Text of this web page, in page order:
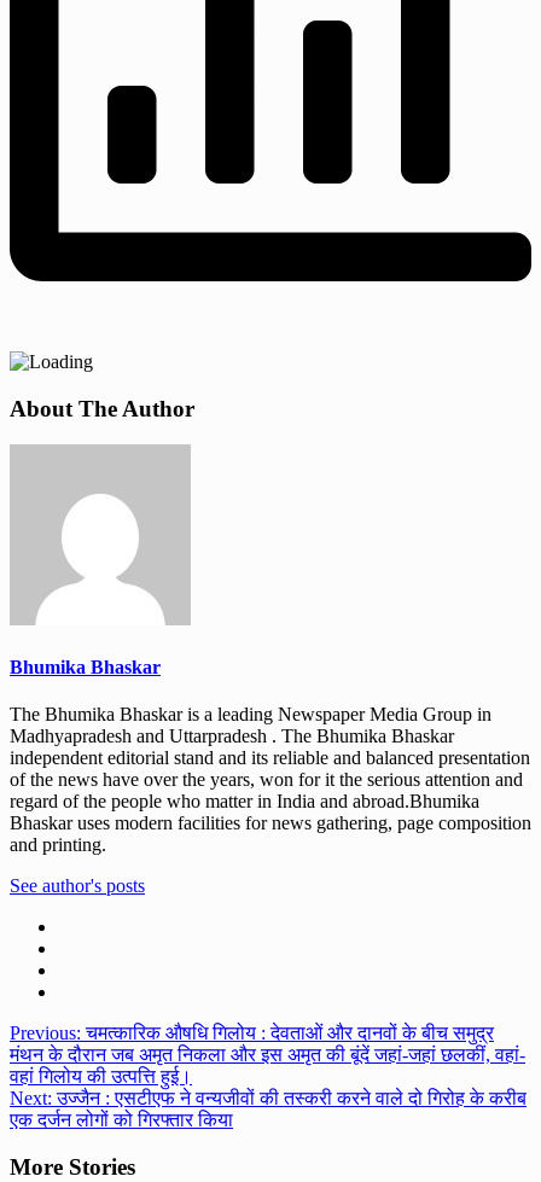
About The Author
Bhumika Bhaskar
The Bhumika Bhaskar is a leading Newspaper Media Group in
Madhyapradesh and Uttarpradesh . The Bhumika Bhaskar
independent editorial stand and its reliable and balanced presentation
of the news have over the years, won for it the serious attention and
regard of the people who matter in India and abroad.Bhumika
Bhaskar uses modern facilities for news gathering, page composition
and printing.
See author's posts
Post
navigation
Previous:चमत्कारिक औषधि गिलोय : देवताओं और दानवों के बीच समुद्र
मंथन के दौरान जब अमृत निकला और इस अमृत की बूंदें जहां-जहां छलकीं, वहां-
वहां गिलोय की उत्पत्ति हुई।
Next:उज्जैन : एसटीएफ ने वन्यजीवों की तस्करी करने वाले दो गिरोह के करीब
एक दर्जन लोगों को गिरफ्तार किया
More Stories